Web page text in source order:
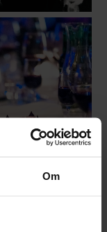
Om
som
till att